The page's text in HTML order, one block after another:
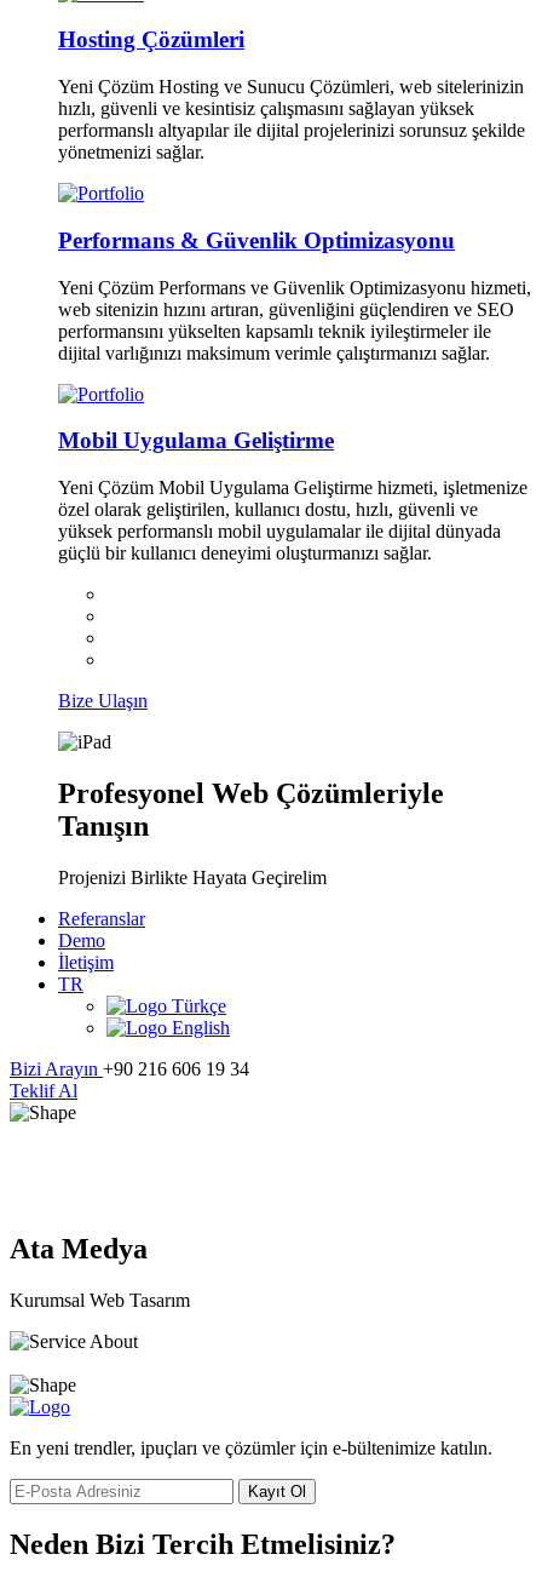
Hosting Çözümleri
Yeni Çözüm Hosting ve Sunucu Çözümleri, web sitelerinizin
hızlı, güvenli ve kesintisiz çalışmasını sağlayan yüksek
performanslı altyapılar ile dijital projelerinizi sorunsuz şekilde
yönetmenizi sağlar.
Performans & Güvenlik Optimizasyonu
Yeni Çözüm Performans ve Güvenlik Optimizasyonu hizmeti,
web sitenizin hızını artıran, güvenliğini güçlendiren ve SEO
performansını yükselten kapsamlı teknik iyileştirmeler ile
dijital varlığınızı maksimum verimle çalıştırmanızı sağlar.
Mobil Uygulama Geliştirme
Yeni Çözüm Mobil Uygulama Geliştirme hizmeti, işletmenize
özel olarak geliştirilen, kullanıcı dostu, hızlı, güvenli ve
yüksek performanslı mobil uygulamalar ile dijital dünyada
güçlü bir kullanıcı deneyimi oluşturmanızı sağlar.
Bize Ulaşın
Profesyonel Web Çözümleriyle
Tanışın
Projenizi Birlikte Hayata Geçirelim
Referanslar
Demo
İletişim
TR
Türkçe
English
Bizi Arayın +90 216 606 19 34
Teklif Al
Ata Medya
Kurumsal Web Tasarım
En yeni trendler, ipuçları ve çözümler için e-bültenimize katılın.
Kayıt Ol
Neden Bizi Tercih Etmelisiniz?